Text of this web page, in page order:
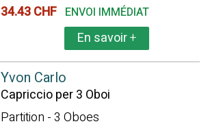
34.43 CHF ENVOI IMMÉDIAT
En savoir+
Yvon Carlo
Capriccio per 3 Oboi
Partition - 3 Oboes